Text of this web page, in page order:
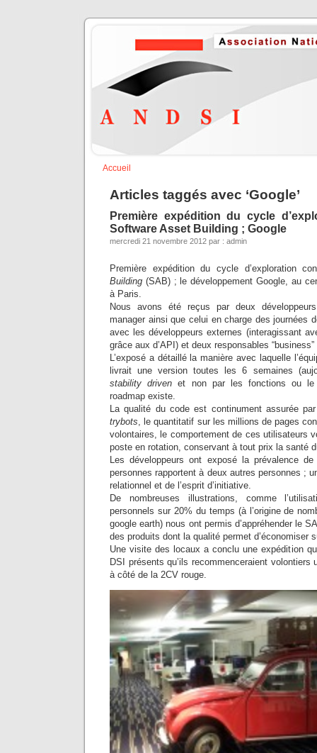
Accueil
Articles taggés avec ‘Google’
Première expédition du cycle
Software Asset Building ; Google
mercredi 21 novembre 2012 par : admin
Première expédition du cycle d’exploration
Building (SAB) ; le développement Google, au
à Paris.
Nous avons été reçus par deux
manager ainsi que celui en charge des journées
avec les développeurs externes (interagissant
grâce aux d’API) et deux responsables
L’exposé a détaillé la manière avec laquelle
livrait une version toutes les 6 semaines
stability driven et non par les fonctions ou le
roadmap existe.
La qualité du code est continument assurée
trybots, le quantitatif sur les millions de pages
volontaires, le comportement de ces utilisateurs
poste en rotation, conservant à tout prix la santé
Les développeurs ont exposé la prévalence
personnes rapportent à deux autres personnes ;
relationnel et de l’esprit d’initiative.
De nombreuses illustrations, comme
personnels sur 20% du temps (à l’origine de
google earth) nous ont permis d’appréhender le
des produits dont la qualité permet d’économiser
Une visite des locaux a conclu une expédition
DSI présents qu’ils recommenceraient volontiers
à côté de la 2CV rouge.